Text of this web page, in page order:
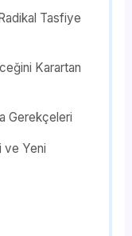
Tasfiye
Karartan
Gerekçeleri
ve Yeni